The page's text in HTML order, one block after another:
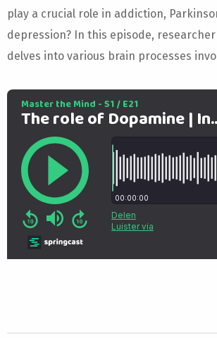
play a crucial role in addiction,
depression? In this episode,
delves into various brain processes